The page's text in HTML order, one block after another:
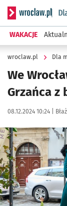
Serwis
WAKACJE
wroclaw.pl Dla
We
Grzańca z
Data publikacji:
08.12.2024 10:24 |
Kliknij, aby